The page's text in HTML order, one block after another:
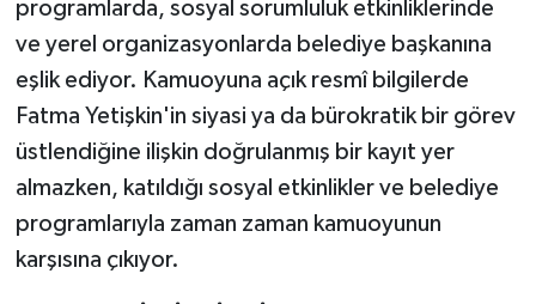
programlarda, sosyal sorumluluk etkinliklerinde
ve yerel organizasyonlarda belediye başkanına
eşlik ediyor. Kamuoyuna açık resmî bilgilerde
Fatma Yetişkin'in siyasi ya da bürokratik bir görev
üstlendiğine ilişkin doğrulanmış bir kayıt yer
almazken, katıldığı sosyal etkinlikler ve belediye
programlarıyla zaman zaman kamuoyunun
karşısına çıkıyor.